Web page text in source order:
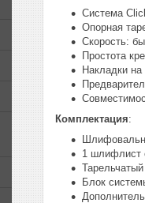
Система
Опорная
Скорость:
Простота
Накладки
Комплектация:
1 шлифлист
Блок